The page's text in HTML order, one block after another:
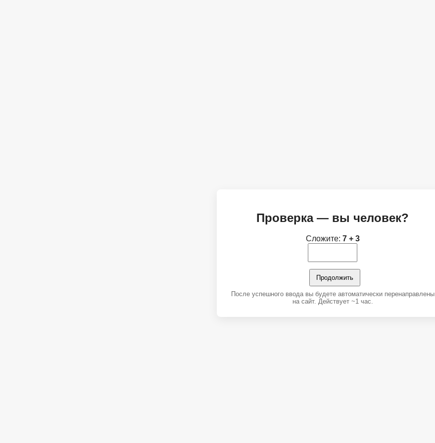
Проверка — вы человек?
Сложите: 7 + 3
Продолжить
После успешного ввода вы будете автоматически перенаправлены
на сайт. Действует ~1 час.